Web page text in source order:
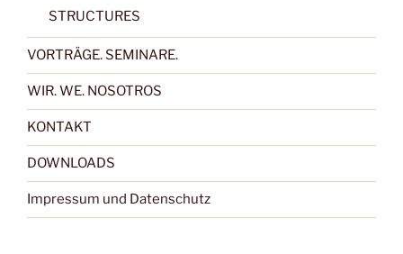
STRUCTURES
VORTRÄGE. SEMINARE.
WIR. WE. NOSOTROS
KONTAKT
DOWNLOADS
Impressum und Datenschutz